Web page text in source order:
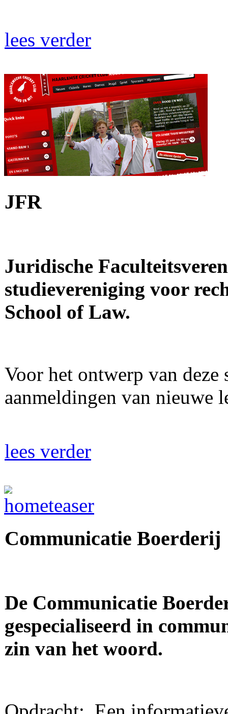
lees verder
JFR
Juridische
studievereniging voor
School of Law.
Voor het ontwerp van
aanmeldingen van
lees verder
Communicatie Boerderij
De Communicatie
gespecialiseerd in
zin van het woord.